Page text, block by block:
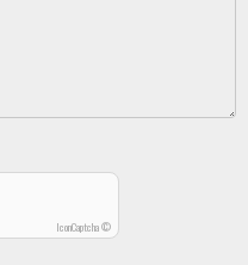
IconCaptcha ©